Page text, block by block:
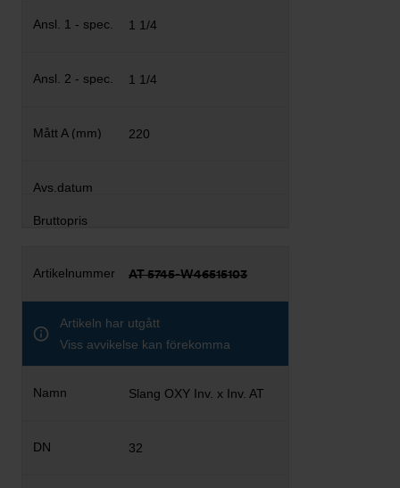
1 1/4
1 1/4
220
AT 5745-W46515103
Artikeln har utgått
Viss avvikelse kan förekomma
Slang OXY Inv. x Inv. AT
32